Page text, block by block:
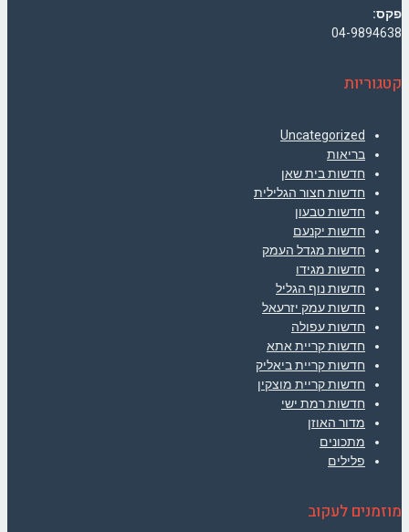
פקס:
04-9894638
קטגוריות
Uncategorized
בריאות
חדשות בית שאן
חדשות חצור הגלילית
חדשות טבעון
חדשות יקנעם
חדשות מגדל העמק
חדשות מגידו
חדשות נוף הגליל
חדשות עמק יזרעאל
חדשות עפולה
חדשות קריית אתא
חדשות קריית ביאליק
חדשות קריית מוצקין
חדשות רמת ישי
מדור האוזן
מתכונים
פלילים
מוזמנים לעקוב